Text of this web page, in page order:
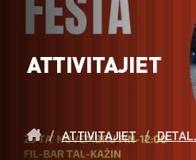
ATTIVITAJIET
/ ATTIVITAJIET /